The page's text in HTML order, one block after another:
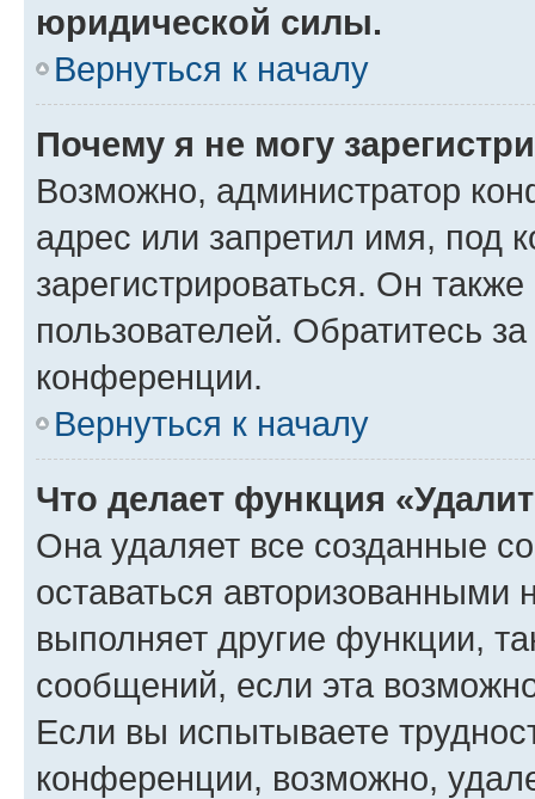
юридической силы.
Вернуться к началу
Почему я не могу
Возможно, администратор
адрес или запретил имя, под
зарегистрироваться. Он
пользователей. Обратитесь
конференции.
Вернуться к началу
Что делает функция
Она удаляет все созданные
оставаться авторизованными
выполняет другие функции,
сообщений, если эта
Если вы испытываете
конференции, возможно,